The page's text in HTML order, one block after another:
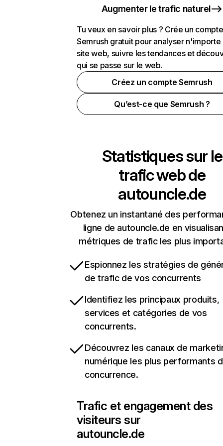
Augmenter le trafic naturel
Tu veux en savoir plus ? Crée un compte
Semrush gratuit pour analyser n'importe
site web, suivre les tendances et
qui se passe sur le web.
Créez un compte Semrush
Qu’est-ce que Semrush ?
Statistiques sur le
trafic web de
autouncle.de
Obtenez un instantané des
ligne de autouncle.de en
métriques de trafic les plus
Espionnez les stratégies de
de trafic de vos concurrents
Identifiez les principaux produits,
services et catégories de vos
concurrents.
Découvrez les canaux de
numérique les plus performants
concurrence.
Trafic et engagement des
visiteurs sur
autouncle.de